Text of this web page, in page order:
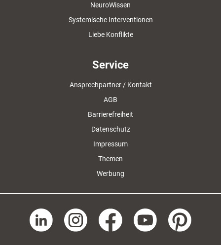
NeuroWissen
Systemische Interventionen
Liebe Konflikte
Service
Ansprechpartner / Kontakt
AGB
Barrierefreiheit
Datenschutz
Impressum
Themen
Werbung